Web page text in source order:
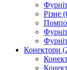
Різне
Конектори